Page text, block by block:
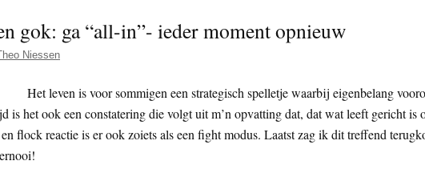
gok: ga “all-in”- ieder moment opnieuw
Niessen
Het leven is voor sommigen een strategisch spelletje waarbij eigenbelang
is het ook een constatering die volgt uit m’n opvatting dat, dat wat leeft gericht is
flock reactie is er ook zoiets als een fight modus. Laatst zag ik dit treffend